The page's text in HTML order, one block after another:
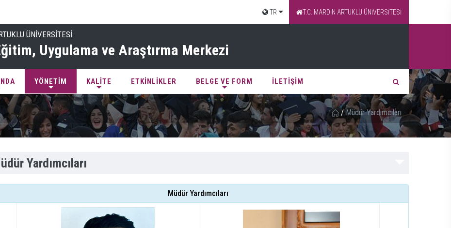
TR T.C. MARDİN ARTUKLU ÜNİVERSİTESİ
ÜNİVERSİTESİ
Uygulama ve Araştırma Merkezi
YÖNETİM KALİTE ETKİNLİKLER BELGE VE FORM İLETİŞİM
/ Müdür Yardımcıları
Yardımcıları
Müdür Yardımcıları